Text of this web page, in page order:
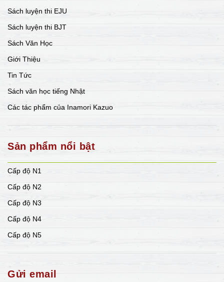
Sách luyện thi EJU
Sách luyện thi BJT
Sách Văn Học
Giới Thiệu
Tin Tức
Sách văn học tiếng Nhật
Các tác phẩm của Inamori Kazuo
Sản phẩm nổi bật
Cấp độ N1
Cấp độ N2
Cấp độ N3
Cấp độ N4
Cấp độ N5
Gửi email